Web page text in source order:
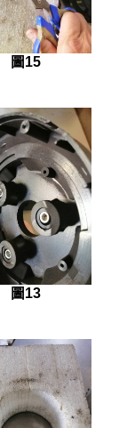
圖15
圖13